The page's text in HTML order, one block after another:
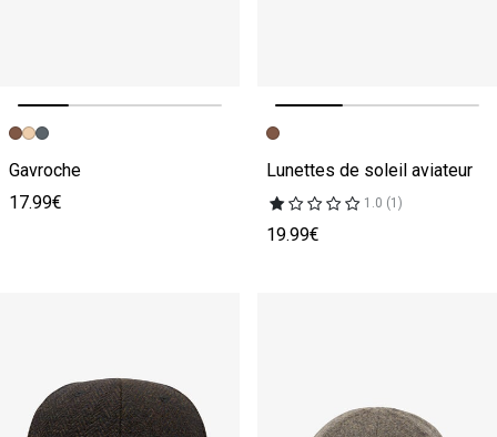
Image précédente
Image suivante
Gavroche
17.99€
Image précédente
Image suivante
Lunettes de soleil aviateur
1.0 (1)
19.99€